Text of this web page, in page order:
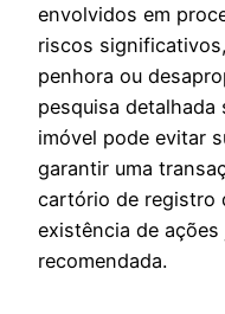
envolvidos em
riscos
penhora ou
pesquisa
imóvel pode evitar
garantir uma
cartório de registro
existência de
recomendada.